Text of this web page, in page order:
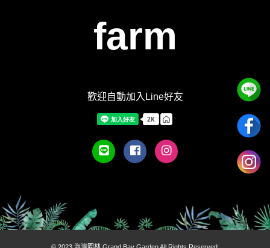
farm
歡迎自動加入Line好友